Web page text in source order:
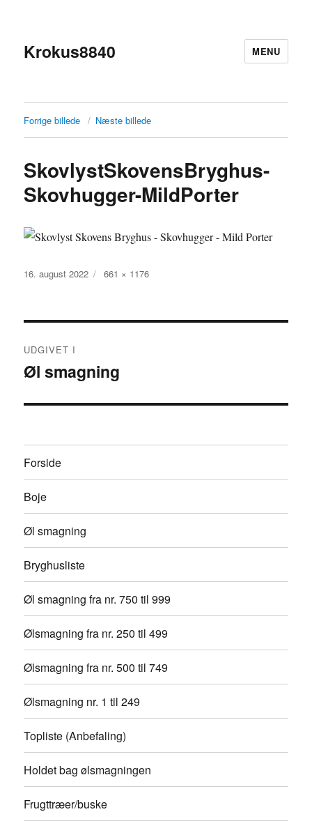
Krokus8840 MENU
Forrige billede Næste billede
SkovlystSkovensBryghus-
Skovhugger-MildPorter
Udgivet
16. august 2022
Faktisk
661 × 1176
UDGIVET I
Øl smagning
Forside
Boje
Øl smagning
Bryghusliste
Øl smagning fra nr. 750 til 999
Ølsmagning fra nr. 250 til 499
Ølsmagning fra nr. 500 til 749
Ølsmagning nr. 1 til 249
Topliste (Anbefaling)
Holdet bag ølsmagningen
Frugttræer/buske